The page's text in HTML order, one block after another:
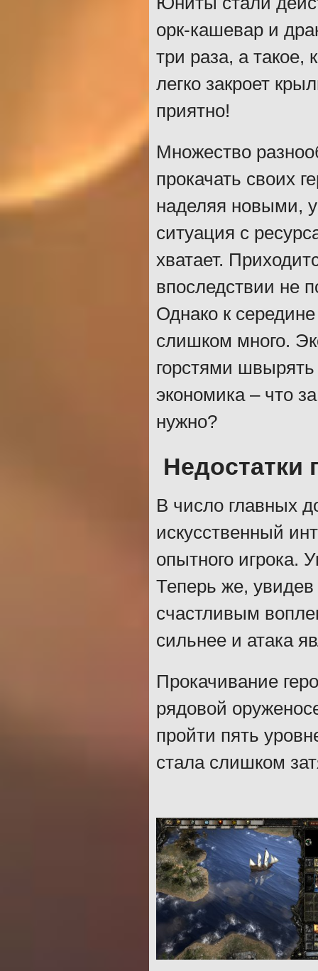
орк-кашевар и
три раза, а такое,
легко закроет
приятно!
Множество
прокачать своих
наделяя новыми,
ситуация с
хватает.
впоследствии не
Однако к
слишком много.
горстями швырять
экономика – что
нужно?
Недостатки
В число главных
искусственный
опытного игрока.
Теперь же,
счастливым
сильнее и атака
Прокачивание
рядовой
пройти пять
стала слишком